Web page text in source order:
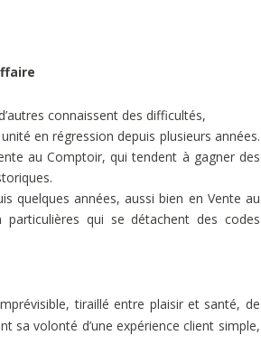
connaissent des difficultés,
en régression depuis plusieurs années.
au Comptoir, qui tendent à gagner des
quelques années, aussi bien en Vente au
qui se détachent des codes
tiraillé entre plaisir et santé, de
sa volonté d’une expérience client simple,